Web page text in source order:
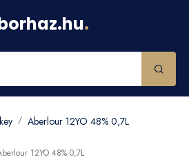
.
Aberlour 12YO 48% 0,7L